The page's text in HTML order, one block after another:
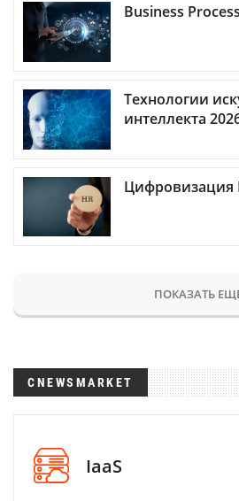
Business
Технологии
интеллекта
Цифровизация
ПОКАЗАТЬ
CNEWSMARKET
IaaS